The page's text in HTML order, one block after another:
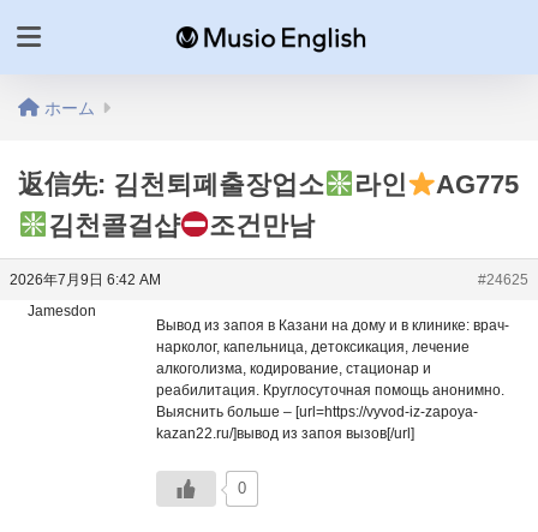
ホーム
返信先: 김천퇴폐출장업소 라인
AG775
김천콜걸샵
조건만남
2026年7月9日 6:42 AM
#24625
Jamesdon
Вывод из запоя в Казани на дому и в клинике: врач-
нарколог, капельница, детоксикация, лечение
алкоголизма, кодирование, стационар и
реабилитация. Круглосуточная помощь анонимно.
Выяснить больше – [url=https://vyvod-iz-zapoya-
kazan22.ru/]вывод из запоя вызов[/url]
0